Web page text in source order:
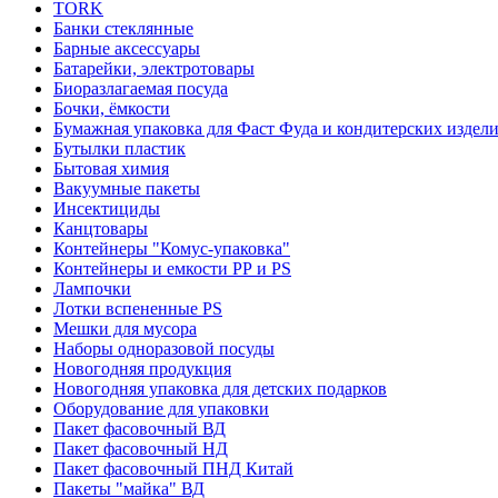
TORK
Банки стеклянные
Барные аксессуары
Батарейки, электротовары
Биоразлагаемая посуда
Бочки, ёмкости
Бумажная упаковка для Фаст Фуда и кондитерских
Бутылки пластик
Бытовая химия
Вакуумные пакеты
Инсектициды
Канцтовары
Контейнеры "Комус-упаковка"
Контейнеры и емкости РР и PS
Лампочки
Лотки вспененные PS
Мешки для мусора
Наборы одноразовой посуды
Новогодняя продукция
Новогодняя упаковка для детских подарков
Оборудование для упаковки
Пакет фасовочный ВД
Пакет фасовочный НД
Пакет фасовочный ПНД Китай
Пакеты "майка" ВД